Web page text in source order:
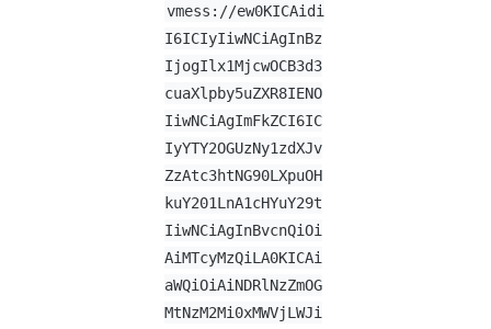
vmess://ew0KICAidi
I6ICIyIiwNCiAgInBz
IjogIlx1MjcwOCB3d3
cuaXlpby5uZXR8IENO
IiwNCiAgImFkZCI6IC
IyYTY2OGUzNy1zdXJv
ZzAtc3htNG90LXpuOH
kuY201LnA1cHYuY29t
IiwNCiAgInBvcnQiOi
AiMTcyMzQiLA0KICAi
aWQiOiAiNDRlNzZmOG
MtNzM2Mi0xMWVjLWJi